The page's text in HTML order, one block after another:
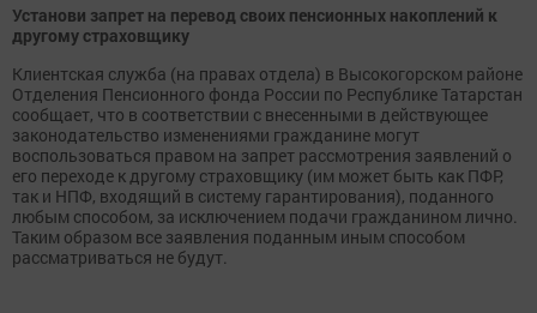
Установи запрет на перевод своих пенсионных накоплений к
другому страховщику
Клиентская служба (на правах отдела) в Высокогорском районе
Отделения Пенсионного фонда России по Республике Татарстан
сообщает, что в соответствии с внесенными в действующее
законодательство изменениями гражданине могут
воспользоваться правом на запрет рассмотрения заявлений о
его переходе к другому страховщику (им может быть как ПФР,
так и НПФ, входящий в систему гарантирования), поданного
любым способом, за исключением подачи гражданином лично.
Таким образом все заявления поданным иным способом
рассматриваться не будут.